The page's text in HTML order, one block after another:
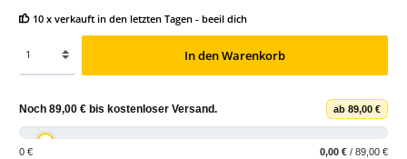
10 x verkauft in den letzten Tagen - beeil dich
In den Warenkorb
Noch 89,00 € bis kostenloser Versand. ab 89,00 €
0 € 0,00 € / 89,00 €